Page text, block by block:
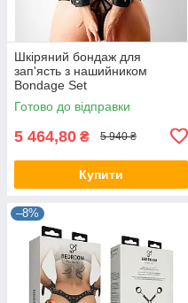
Шкіряний бондаж для
зап'ясть з нашийником
Bondage Set
Готово до відправки
5 464,80 ₴ 5 940 ₴
Купити
–8%